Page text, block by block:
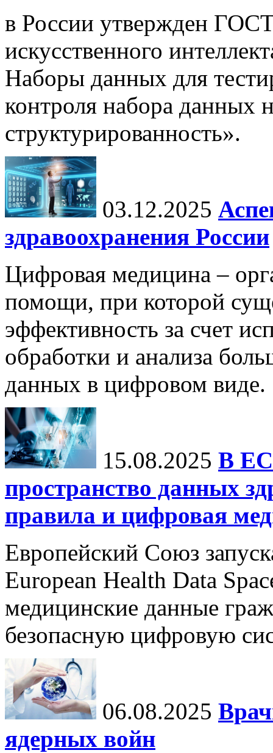
в России утвержден
искусственного
Наборы данных для
контроля набора данных
структурированность».
03.12.2025
здравоохранения России
Цифровая медицина –
помощи, при которой
эффективность за счет
обработки и анализа
данных в цифровом виде.
15.08.2025 В ЕС
пространство данных
правила и цифровая
Европейский Союз
European Health Data
медицинские данные
безопасную цифровую
06.08.2025
ядерных войн